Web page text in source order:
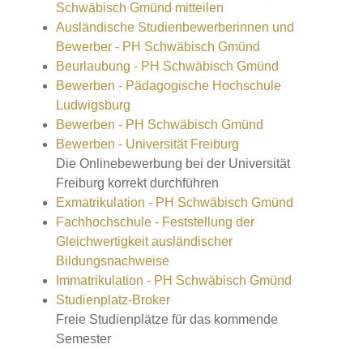
Schwäbisch Gmünd mitteilen
Ausländische Studienbewerberinnen und
Bewerber - PH Schwäbisch Gmünd
Beurlaubung - PH Schwäbisch Gmünd
Bewerben - Pädagogische Hochschule
Ludwigsburg
Bewerben - PH Schwäbisch Gmünd
Bewerben - Universität Freiburg
Die Onlinebewerbung bei der Universität
Freiburg korrekt durchführen
Exmatrikulation - PH Schwäbisch Gmünd
Fachhochschule - Feststellung der
Gleichwertigkeit ausländischer
Bildungsnachweise
Immatrikulation - PH Schwäbisch Gmünd
Studienplatz-Broker
Freie Studienplätze für das kommende
Semester